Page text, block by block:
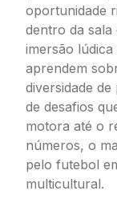
oportunidade
dentro da sala
imersão
aprendem
diversidade
de desafios
motora até o
números, o
pelo futebol
multicultural.